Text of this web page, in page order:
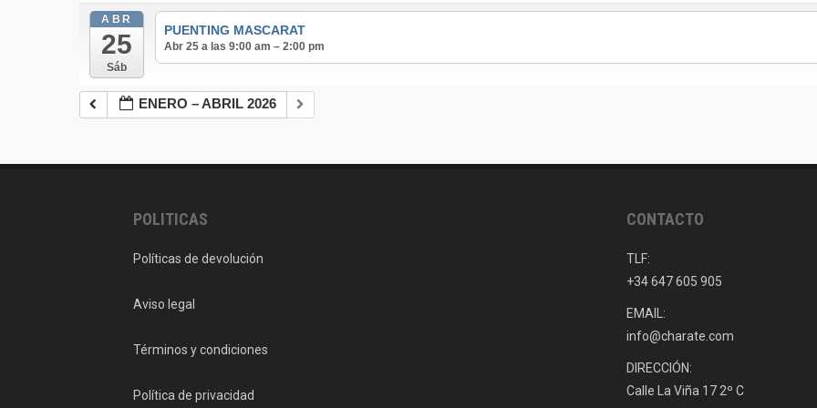
ABR
25
Sáb
PUENTING MASCARAT
Abr 25 a las 9:00 am – 2:00 pm
ENERO – ABRIL 2026
POLITICAS
Políticas de devolución
Aviso legal
Términos y condiciones
Política de privacidad
CONTACTO
TLF:
+34 647 605 905
EMAIL:
info@charate.com
DIRECCIÓN:
Calle La Viña 17 2º C